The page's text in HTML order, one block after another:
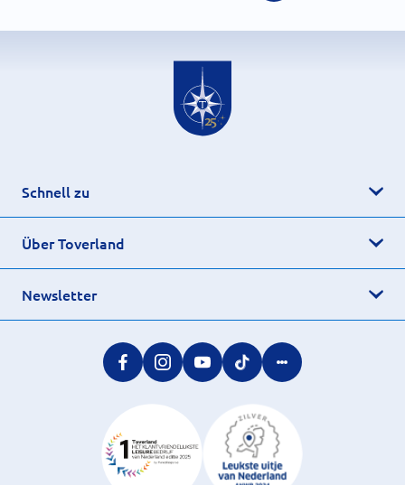
Schnell zu
Über Toverland
Newsletter